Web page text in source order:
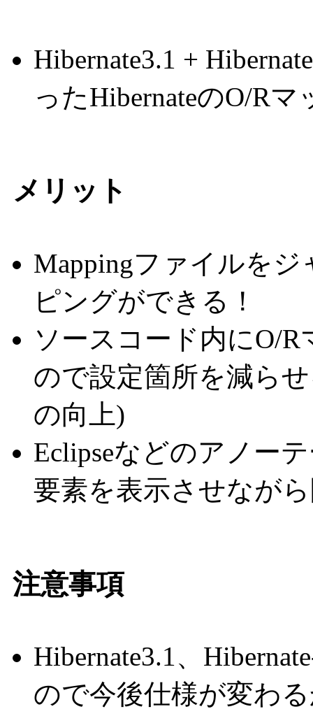
Hibernate3.1 +
ったHibernateのO/R
メリット
Mappingファイルを
ピングができる！
ソースコード内にO/
ので設定箇所を減ら
の向上)
Eclipseなどのアノー
要素を表示させなが
注意事項
Hibernate3.1、
ので今後仕様が変わ